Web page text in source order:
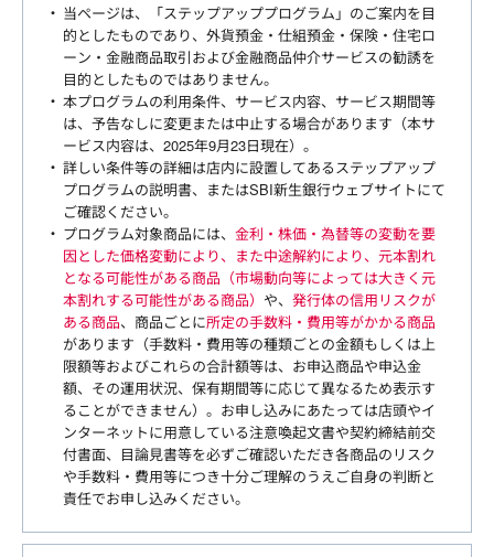
当ページは、「ステップアッププログラム」のご案内を目
的としたものであり、外貨預金・仕組預金・保険・住宅ロ
ーン・金融商品取引および金融商品仲介サービスの勧誘を
目的としたものではありません。
本プログラムの利用条件、サービス内容、サービス期間等
は、予告なしに変更または中止する場合があります（本サ
ービス内容は、2025年9月23日現在）。
詳しい条件等の詳細は店内に設置してあるステップアップ
プログラムの説明書、またはSBI新生銀行ウェブサイトにて
ご確認ください。
プログラム対象商品には、 金利・株価・為替等の変動を要
因とした価格変動により、また中途解約により、元本割れ
となる可能性がある商品（市場動向等によっては大きく元
本割れする可能性がある商品） や、 発行体の信用リスクが
ある商品、商品ごとに所定の手数料・費用等がかかる商品
があります（手数料・費用等の種類ごとの金額もしくは上
限額等およびこれらの合計額等は、お申込商品や申込金
額、その運用状況、保有期間等に応じて異なるため表示す
ることができません）。お申し込みにあたっては店頭やイ
ンターネットに用意している注意喚起文書や契約締結前交
付書面、目論見書等を必ずご確認いただき各商品のリスク
や手数料・費用等につき十分ご理解のうえご自身の判断と
責任でお申し込みください。